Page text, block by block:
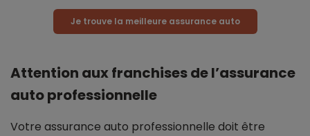
Je trouve la meilleure assurance auto
Attention aux franchises de l’assurance
auto professionnelle
Votre assurance auto professionnelle doit être